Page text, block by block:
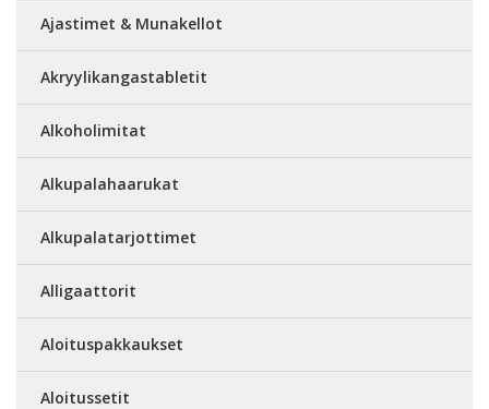
Ajastimet & Munakellot
Akryylikangastabletit
Alkoholimitat
Alkupalahaarukat
Alkupalatarjottimet
Alligaattorit
Aloituspakkaukset
Aloitussetit